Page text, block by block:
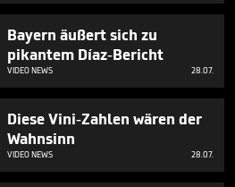
Bayern äußert sich zu
pikantem Díaz-Bericht
VIDEO NEWS 28.07.
Diese Vini-Zahlen wären der
Wahnsinn
VIDEO NEWS 28.07.